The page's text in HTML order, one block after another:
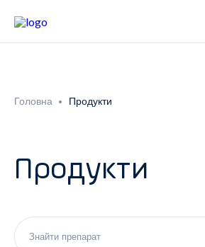
Новини
Неврологія
Фармаконагляд
Головна Продукти
Продукти